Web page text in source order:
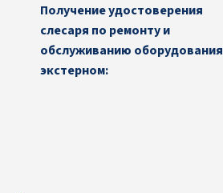
Получение удостоверения
слесаря по ремонту и
обслуживанию оборудования
экстерном: